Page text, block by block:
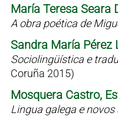
María Teresa Seara
A obra poética de
Sandra María Pérez
Sociolingüística e
Coruña 2015)
Mosquera Castro,
Lingua galega e